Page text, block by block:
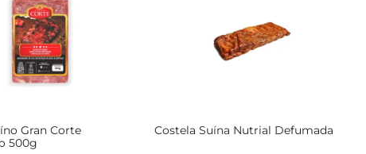
e qualidade. Com ele, suas refeições ganham um
Gran Corte
500g
Costela Suína Nutrial Defumada